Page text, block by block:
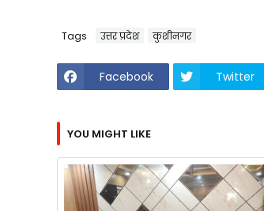
Tags उत्तर प्रदेश कुशीनगर
Facebook Twitter
YOU MIGHT LIKE